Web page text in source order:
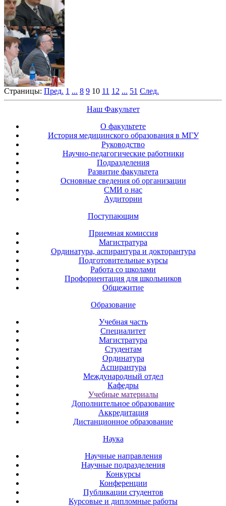
Страницы: Пред. 1 ... 8 9 10 11 12 ... 51 След.
Наш Факультет
О факультете
История медицинского образования в МГУ
Руководство
Научно-педагогические работники
Подразделения
Развитие факультета
Основные сведения об организации
СМИ о нас
Аудитории
Поступающим
Приемная комиссия
Магистратура
Ординатура, аспирантура и докторантура
Подготовительные курсы
Работа со школами
Профориентация для школьников
Общежитие
Образование
Учебная часть
Специалитет
Магистратура
Студентам
Ординатура
Аспирантура
Международный отдел
Кафедры
Учебные материалы
Дополнительное образование
Аккредитация
Дистанционное образование
Наука
Научные направления
Научные подразделения
Конкурсы
Конференции
Публикации студентов
Курсовые и дипломные работы